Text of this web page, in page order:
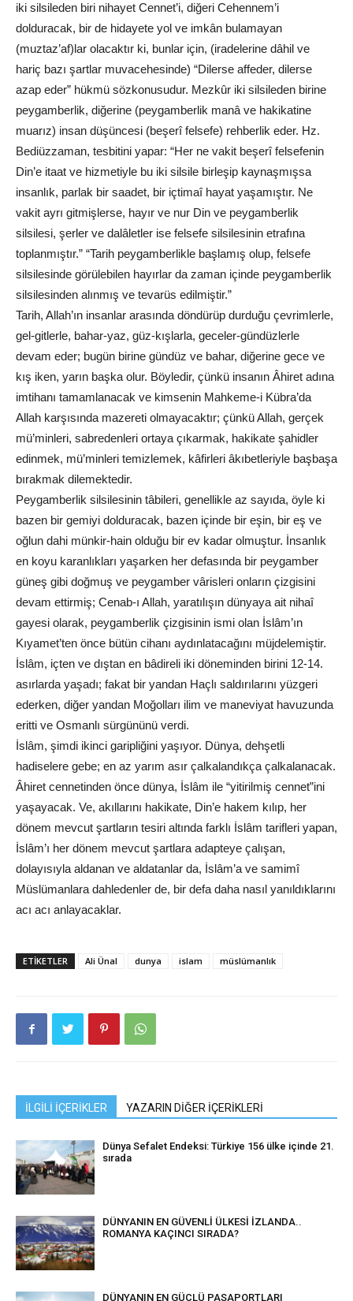
iki silsileden biri nihayet Cennet’i, diğeri Cehennem’i
dolduracak, bir de hidayete yol ve imkân bulamayan
(muztaz’af)lar olacaktır ki, bunlar için, (iradelerine dâhil ve
hariç bazı şartlar muvacehesinde) “Dilerse affeder, dilerse
azap eder” hükmü sözkonusudur. Mezkûr iki silsileden birine
peygamberlik, diğerine (peygamberlik manâ ve hakikatine
muarız) insan düşüncesi (beşerî felsefe) rehberlik eder. Hz.
Bediüzzaman, tesbitini yapar: “Her ne vakit beşerî felsefenin
Din’e itaat ve hizmetiyle bu iki silsile birleşip kaynaşmışsa
insanlık, parlak bir saadet, bir içtimaî hayat yaşamıştır. Ne
vakit ayrı gitmişlerse, hayır ve nur Din ve peygamberlik
silsilesi, şerler ve dalâletler ise felsefe silsilesinin etrafına
toplanmıştır.” “Tarih peygamberlikle başlamış olup, felsefe
silsilesinde görülebilen hayırlar da zaman içinde peygamberlik
silsilesinden alınmış ve tevarüs edilmiştir.”
Tarih, Allah’ın insanlar arasında döndürüp durduğu çevrimlerle,
gel-gitlerle, bahar-yaz, güz-kışlarla, geceler-gündüzlerle
devam eder; bugün birine gündüz ve bahar, diğerine gece ve
kış iken, yarın başka olur. Böyledir, çünkü insanın Âhiret adına
imtihanı tamamlanacak ve kimsenin Mahkeme-i Kübra’da
Allah karşısında mazereti olmayacaktır; çünkü Allah, gerçek
mü’minleri, sabredenleri ortaya çıkarmak, hakikate şahidler
edinmek, mü’minleri temizlemek, kâfirleri âkıbetleriyle başbaşa
bırakmak dilemektedir.
Peygamberlik silsilesinin tâbileri, genellikle az sayıda, öyle ki
bazen bir gemiyi dolduracak, bazen içinde bir eşin, bir eş ve
oğlun dahi münkir-hain olduğu bir ev kadar olmuştur. İnsanlık
en koyu karanlıkları yaşarken her defasında bir peygamber
güneş gibi doğmuş ve peygamber vârisleri onların çizgisini
devam ettirmiş; Cenab-ı Allah, yaratılışın dünyaya ait nihaî
gayesi olarak, peygamberlik çizgisinin ismi olan İslâm’ın
Kıyamet’ten önce bütün cihanı aydınlatacağını müjdelemiştir.
İslâm, içten ve dıştan en bâdireli iki döneminden birini 12-14.
asırlarda yaşadı; fakat bir yandan Haçlı saldırılarını yüzgeri
ederken, diğer yandan Moğolları ilim ve maneviyat havuzunda
eritti ve Osmanlı sürgününü verdi.
İslâm, şimdi ikinci garipliğini yaşıyor. Dünya, dehşetli
hadiselere gebe; en az yarım asır çalkalandıkça çalkalanacak.
Âhiret cennetinden önce dünya, İslâm ile “yitirilmiş cennet”ini
yaşayacak. Ve, akıllarını hakikate, Din’e hakem kılıp, her
dönem mevcut şartların tesiri altında farklı İslâm tarifleri yapan,
İslâm’ı her dönem mevcut şartlara adapteye çalışan,
dolayısıyla aldanan ve aldatanlar da, İslâm’a ve samimî
Müslümanlara dahledenler de, bir defa daha nasıl yanıldıklarını
acı acı anlayacaklar.
ETIKETLER Ali Ünal dunya islam müslümanlık
İLGİLİ İÇERİKLER YAZARIN DİĞER İÇERİKLERİ
Dünya Sefalet Endeksi: Türkiye 156 ülke içinde 21.
sırada
DÜNYANIN EN GÜVENLİ ÜLKESİ İZLANDA..
ROMANYA KAÇINCI SIRADA?
DÜNYANIN EN GÜÇLÜ PASAPORTLARI